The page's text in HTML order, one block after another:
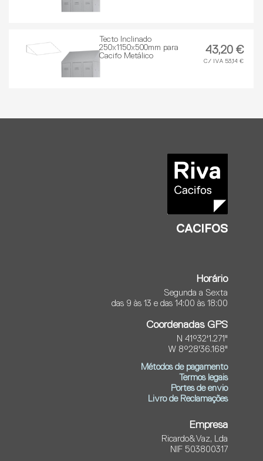
Tecto Inclinado
250x1150x500mm para
Cacifo Metálico
43,20 €
C/ IVA 53,14 €
CACIFOS
Horário
Segunda a Sexta
das 9 às 13 e das 14:00 às 18:00
Coordenadas GPS
N 41°32'1.271"
W 8°28'36.168"
Métodos de pagamento
Termos legais
Portes de envio
Livro de Reclamações
Empresa
Ricardo&Vaz, Lda
NIF 503800317